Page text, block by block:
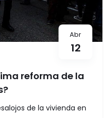
Abr
12
reforma de la
de la vivienda en